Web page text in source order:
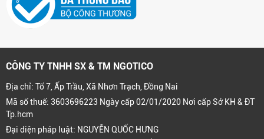
CÔNG TY TNHH SX & TM NGOTICO
Địa chỉ: Tổ 7, Ấp Trầu, Xã Nhơn Trạch, Đồng Nai
Mã số thuế: 3603696223 Ngày cấp 02/01/2020 Nơi cấp Sở KH & ĐT
Tp.hcm
Đại diện pháp luật: NGUYỄN QUỐC HƯNG